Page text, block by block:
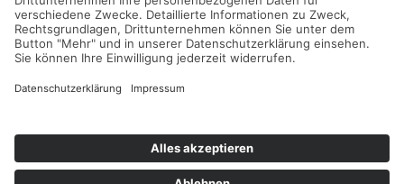
Newsletter
English Version